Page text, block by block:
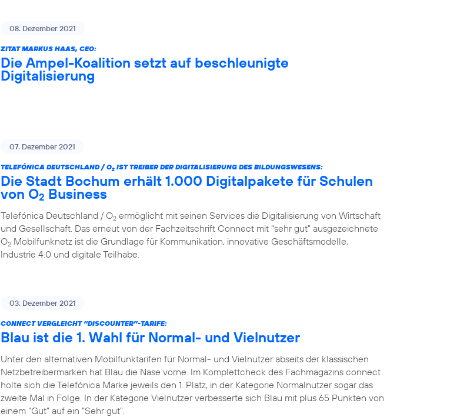
08. Dezember 2021
ZITAT MARKUS HAAS, CEO:
Die Ampel-Koalition setzt auf beschleunigte
Digitalisierung
07. Dezember 2021
TELEFÓNICA DEUTSCHLAND / O2 IST TREIBER DER DIGITALISIERUNG DES BILDUNGSWESENS:
Die Stadt Bochum erhält 1.000 Digitalpakete für Schulen
von O2 Business
Telefónica Deutschland / O2 ermöglicht mit seinen Services die Digitalisierung von Wirtschaft
und Gesellschaft. Das erneut von der Fachzeitschrift Connect mit “sehr gut” ausgezeichnete
O2 Mobilfunknetz ist die Grundlage für Kommunikation, innovative Geschäftsmodelle,
Industrie 4.0 und digitale Teilhabe.
03. Dezember 2021
CONNECT VERGLEICHT “DISCOUNTER”-TARIFE:
Blau ist die 1. Wahl für Normal- und Vielnutzer
Unter den alternativen Mobilfunktarifen für Normal- und Vielnutzer abseits der klassischen
Netzbetreibermarken hat Blau die Nase vorne. Im Komplettcheck des Fachmagazins connect
holte sich die Telefónica Marke jeweils den 1. Platz, in der Kategorie Normalnutzer sogar das
zweite Mal in Folge. In der Kategorie Vielnutzer verbesserte sich Blau mit plus 65 Punkten von
einem “Gut” auf ein “Sehr gut”.